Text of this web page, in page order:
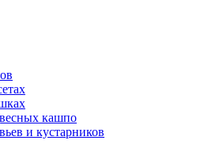
кашпо
и кустарников